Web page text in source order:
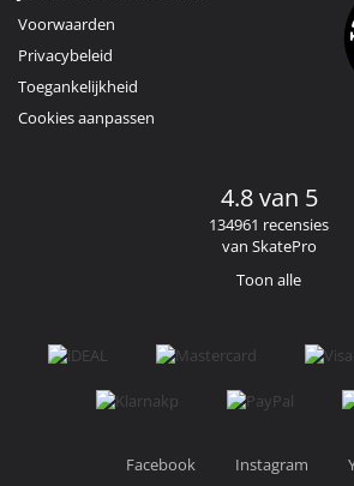
Voorwaarden
Privacybeleid
Toegankelijkheid
Cookies aanpassen
4.8 van 5
134961 recensies
van SkatePro
Toon alle
Facebook Instagram